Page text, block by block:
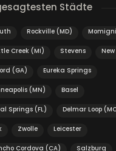
Städte
Rockville (MD)
Creek (MI) Stevens
(GA) Eureka Springs
(MN) Basel
Springs (FL) Delmar Loop
Zwolle Leicester
Cordova (CA) Salzburg